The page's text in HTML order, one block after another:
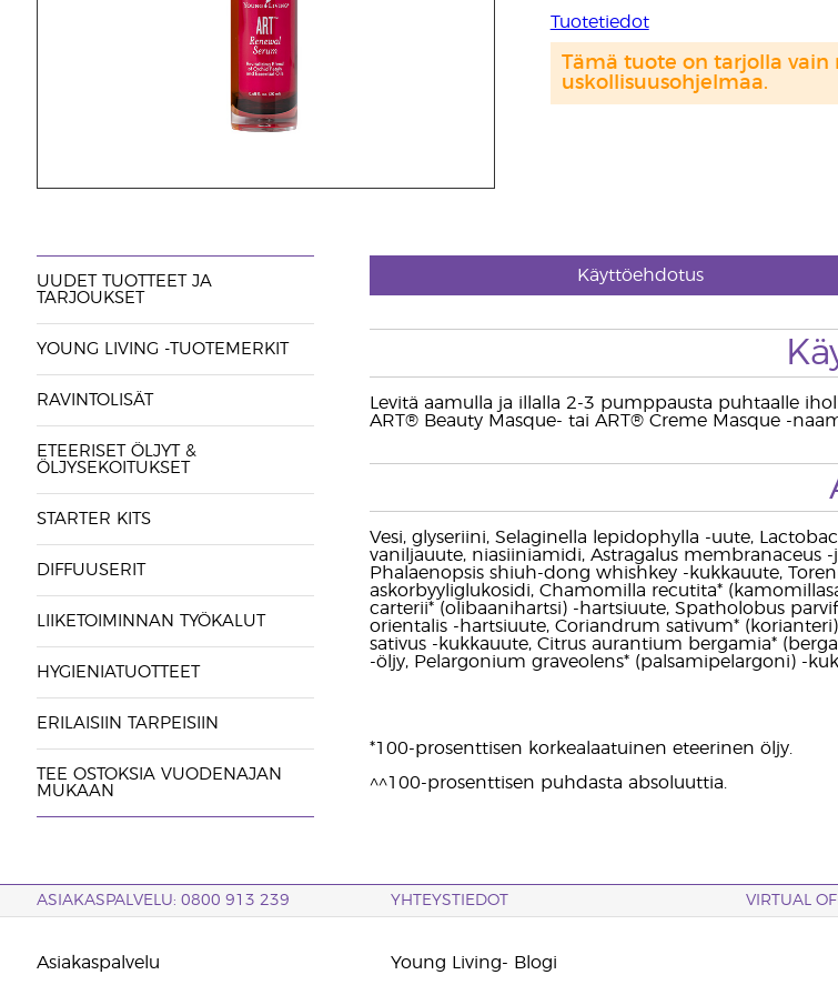
Tuotetiedot
Tämä tuote on tarjolla vain
uskollisuusohjelmaa.
UUDET TUOTTEET JA
TARJOUKSET
YOUNG LIVING -TUOTEMERKIT
RAVINTOLISÄT
ETEERISET ÖLJYT &
ÖLJYSEKOITUKSET
STARTER KITS
DIFFUUSERIT
LIIKETOIMINNAN TYÖKALUT
HYGIENIATUOTTEET
ERILAISIIN TARPEISIIN
TEE OSTOKSIA VUODENAJAN
MUKAAN
Käyttöehdotus
Levitä aamulla ja illalla 2-3 pumppausta puhtaalle
ART® Beauty Masque- tai ART® Creme Masque -
Vesi, glyseriini, Selaginella lepidophylla -uute,
vaniljauute, niasiiniamidi, Astragalus membranaceus
Phalaenopsis shiuh-dong whishkey -kukkauute,
askorbyyliglukosidi, Chamomilla recutita*
carterii* (olibaanihartsi) -hartsiuute, Spatholobus
orientalis -hartsiuute, Coriandrum sativum*
sativus -kukkauute, Citrus aurantium bergamia*
-öljy, Pelargonium graveolens* (palsamipelargoni) -
*100-prosenttisen korkealaatuinen eteerinen öljy.
^^100-prosenttisen puhdasta absoluuttia.
ASIAKASPALVELU: 0800 913 239 YHTEYSTIEDOT VIRTUAL
Asiakaspalvelu Young Living- Blogi